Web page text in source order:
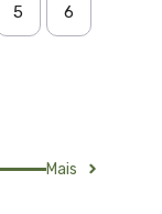
5 6
Mais